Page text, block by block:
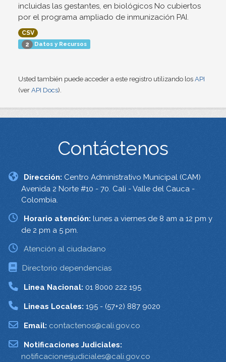
incluidas las gestantes, en biológicos No cubiertos
por el programa ampliado de inmunización PAI.
CSV
2 Datos y Recursos
Usted también puede acceder a este registro utilizando los API
(ver API Docs).
Contáctenos
Dirección: Centro Administrativo Municipal (CAM)
Avenida 2 Norte #10 - 70. Cali - Valle del Cauca -
Colombia.
Horario atención: lunes a viernes de 8 am a 12 pm y
de 2 pm a 5 pm.
Atención al ciudadano
Directorio dependencias
Linea Nacional: 01 8000 222 195
Lineas Locales: 195 - (57+2) 887 9020
Email: contactenos@cali.gov.co
Notificaciones Judiciales:
notificacionesjudiciales@cali.gov.co